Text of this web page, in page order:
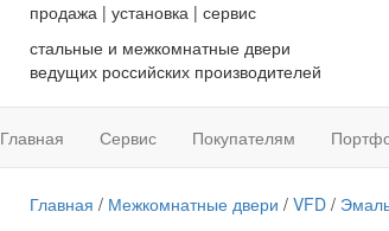
продажа | установка | сервис
стальные и межкомнатные двери
ведущих российских производителей
Главная Сервис Покупателям
Главная / Межкомнатные двери / VFD/